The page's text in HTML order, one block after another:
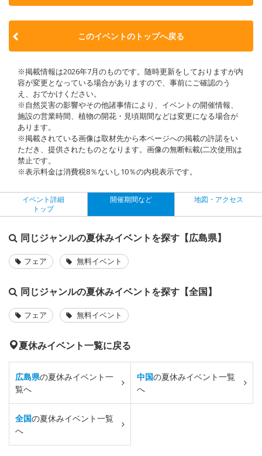
このイベントのトップへ戻る
※掲載情報は2026年7月のものです。随時更新をしておりますが内
容が変更となっている場合がありますので、事前にご確認のう
え、おでかけください。
※自然災害の影響やその他諸事情により、イベントの開催情報、
施設の営業時間、植物の開花・見頃期間などは変更になる場合が
あります。
※掲載されている画像は取材先から本ページへの掲載の許諾をい
ただき、提供されたものとなります。画像の無断転載(二次使用)は
禁止です。
※表示料金は消費税8％ないし10％の内税表示です。
イベント詳細
トップ
開催期間など 地図・アクセス
同じジャンルの夏休みイベントを探す【広島県】
フェア 無料イベント
同じジャンルの夏休みイベントを探す【全国】
フェア 無料イベント
夏休みイベント一覧に戻る
広島県の夏休みイベント一
覧へ
中国の夏休みイベント一覧
へ
全国の夏休みイベント一覧
へ